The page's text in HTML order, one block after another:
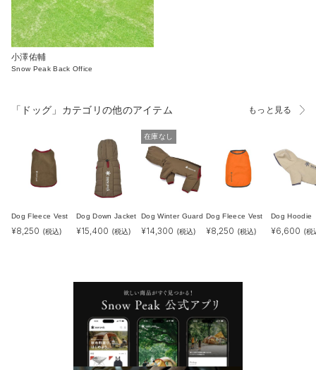
小澤佑輔
Snow Peak Back Office
「ドッグ」カテゴリの他のアイテム もっと見る
Dog Fleece Vest
¥8,250 (税込)
Dog Down Jacket
¥15,400 (税込)
在庫なし
Dog Winter Guard
¥14,300 (税込)
Dog Fleece Vest
¥8,250 (税込)
Dog Hoodie
¥6,600 (税